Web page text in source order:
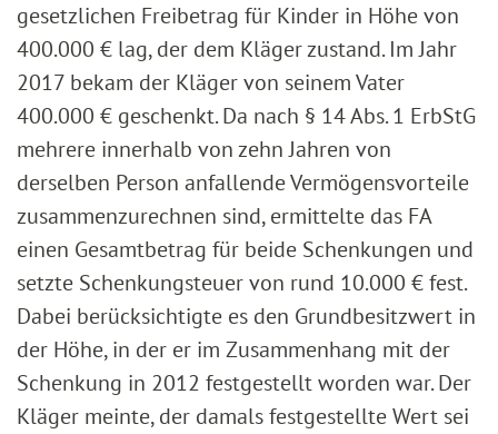
gesetzlichen Freibetrag für Kinder in Höhe von
400.000 € lag, der dem Kläger zustand. Im Jahr
2017 bekam der Kläger von seinem Vater
400.000 € geschenkt. Da nach § 14 Abs. 1 ErbStG
mehrere innerhalb von zehn Jahren von
derselben Person anfallende Vermögensvorteile
zusammenzurechnen sind, ermittelte das FA
einen Gesamtbetrag für beide Schenkungen und
setzte Schenkungsteuer von rund 10.000 € fest.
Dabei berücksichtigte es den Grundbesitzwert in
der Höhe, in der er im Zusammenhang mit der
Schenkung in 2012 festgestellt worden war. Der
Kläger meinte, der damals festgestellte Wert sei